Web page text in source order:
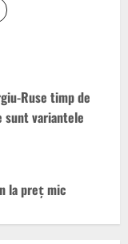
Ruse timp de
sunt variantele
la preț mic